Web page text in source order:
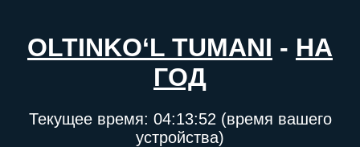
OLTINKO‘L TUMANI - НА
ГОД
Текущее время: 04:13:53 (время вашего
устройства)